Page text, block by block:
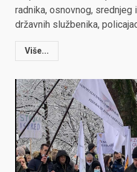
radnika, osnovnog, srednjeg
državnih službenika,
Više...